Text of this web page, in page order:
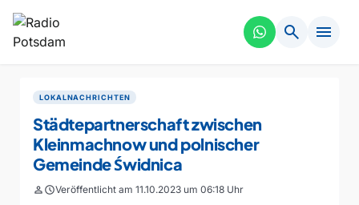
search menu
LOKALNACHRICHTEN
Städtepartnerschaft zwischen
Kleinmachnow und polnischer
Gemeinde Świdnica
personscheduleVeröffentlicht am 11.10.2023 um 06:18 Uhr